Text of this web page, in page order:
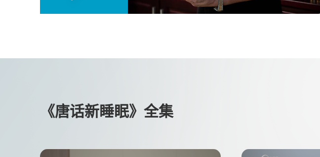
《唐话新睡眠》全集